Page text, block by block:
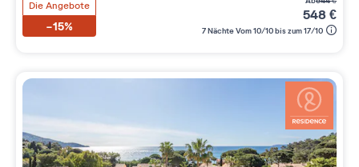
Die Angebote
-15%
548€
7 Nächte Vom 10/10 bis zum 17/10